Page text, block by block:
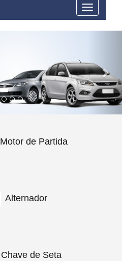
Motor de Partida
Alternador
Chave de Seta